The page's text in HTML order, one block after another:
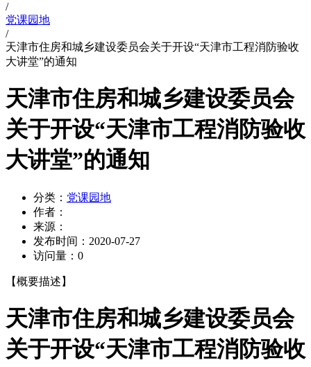
/
党课园地
/
天津市住房和城乡建设委员会关于开设“天津市工程消防验收
大讲堂”的通知
天津市住房和城乡建设委员会
关于开设“天津市工程消防验收
大讲堂”的通知
分类： 党课园地
作者：
来源：
发布时间： 2020-07-27
访问量： 0
【概要描述】
天津市住房和城乡建设委员会
关于开设“天津市工程消防验收